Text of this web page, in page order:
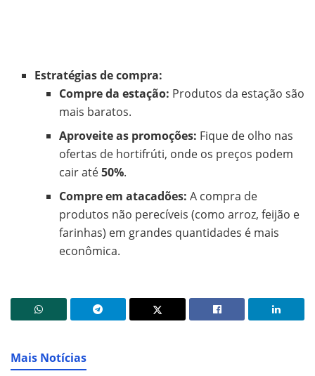
Estratégias de compra:
Compre da estação: Produtos da estação são
mais baratos.
Aproveite as promoções: Fique de olho nas
ofertas de hortifrúti, onde os preços podem
cair até50%.
Compre em atacadões: A compra de
produtos não perecíveis (como arroz, feijão e
farinhas) em grandes quantidades é mais
econômica.
Mais Notícias